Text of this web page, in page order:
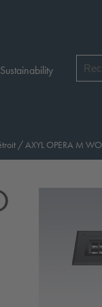
Sustainability
/AXYL OPERA M